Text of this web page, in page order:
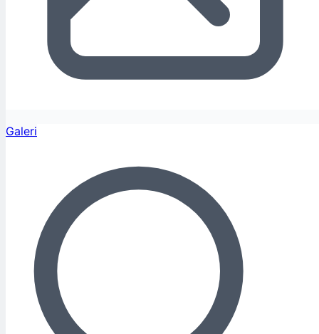
Galeri